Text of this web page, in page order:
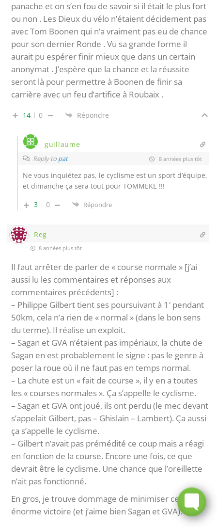
panache et on s’en fou de savoir si il était le plus fort
ou non . Les Dieux du vélo n’étaient décidement pas
avec Tom Boonen qui n’a vraiment pas eu de chance
pour son dernier Ronde . Vu sa grande forme il
aurait pu espérer finir mieux que dans un certain
anonymat . J’espère que la chance et la réussite
seront là pour permettre à Boonen de finir sa
carrière avec un feu d’artifice à Roubaix .
14 0 Répondre
guillaume
Reply to pat 8 années plus tôt
Ne vous inquiétez pas, le cyclisme est un sport d’équipe,
et dimanche ça sera tout pour TOMMEKE !!!
3
0 Répondre
Reg
8 années plus tôt
Il faut arrêter de parler de « course normale » [j’ai
aussi lu les commentaires et réponses aux
commentaires précédents] :
– Philippe Gilbert tient ses poursuivant à 1′ pendant
50km, cela n’a rien de « normal » (dans le bon sens
du terme). Il réalise un exploit.
– Sagan et GVA n’étaient pas impériaux, la chute de
Sagan en est probablement le signe : pas le genre à
poser la roue où il ne faut pas en temps normal.
– La chute est un « fait de course », il y en a toutes
les « courses normales ». Ça s’appelle le cyclisme.
– Sagan et GVA ont joué, ils ont perdu (le mec devant
s’appelait Gilbert, pas – Ghislain – Lambert). Ça aussi
ça s’appelle le cyclisme.
– Gilbert n’avait pas prémédité ce coup mais a réagi
en fonction de la course. Encore une fois, ce que
devrait être le cyclisme. Une chance que l’oreillette
n’ait pas fonctionné.
En gros, je trouve dommage de minimiser cette
énorme victoire (et j’aime bien Sagan et GVA).